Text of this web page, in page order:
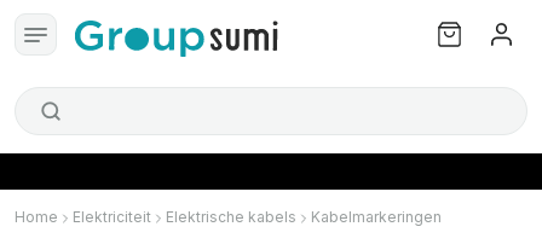
Home Elektriciteit Elektrische kabels Kabelmarkeringen